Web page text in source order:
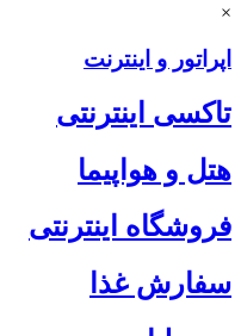
×
اپراتور و اینترنت
تاکسی اینترنتی
هتل و هواپیما
فروشگاه اینترنتی
سفارش غذا